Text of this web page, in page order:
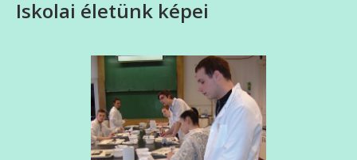
Iskolai életünk képei